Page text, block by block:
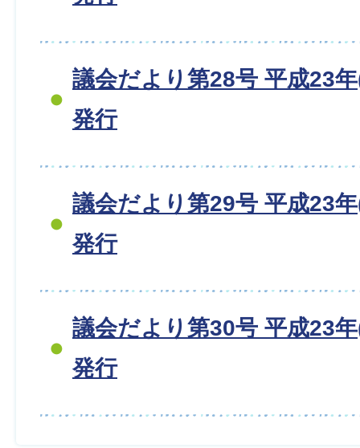
議会だより第28号 平成23
発行
議会だより第29号 平成23
発行
議会だより第30号 平成23
発行